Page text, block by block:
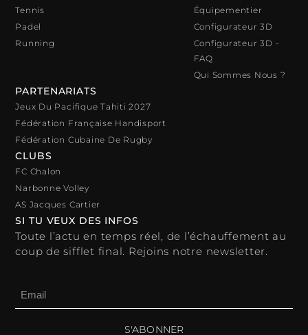
Tennis
Padel
Running
Équipementier
Configurateur 3D
Configurateur 3D -
FAQ
Qui Sommes Nous ?
PARTENARIATS
Jeux Du Pacifique Tahiti 2027
Fédération Française Handisport
Fédération Cubaine De Rugby
CLUBS
FC Chalon
Narbonne Volley
AS Jacques Cartier
SI TU VEUX DES INFOS
Toute l’actu en temps réel, de l’échauffement au
coup de sifflet final. Rejoins notre newsletter.
S'ABONNER